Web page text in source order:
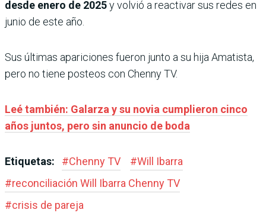
desde enero de 2025y volvió a reactivar sus redes en
junio de este año.
Sus últimas apariciones fueron junto a su hija Amatista,
pero no tiene posteos con Chenny TV.
Leé también: Galarza y su novia cumplieron cinco
años juntos, pero sin anuncio de boda
Etiquetas: #Chenny TV #Will Ibarra
#reconciliación Will Ibarra Chenny TV
#crisis de pareja